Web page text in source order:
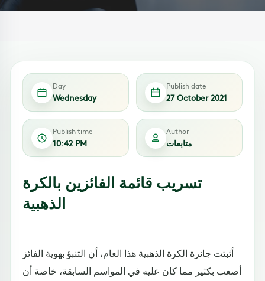
Day
Wednesday
Publish date
27 October 2021
Publish time
10:42 PM
Author
متابعات
تسريب قائمة الفائزين بالكرة
الذهبية
أثبتت جائزة الكرة الذهبية هذا العام، أن التنبؤ بهوية الفائز
أصعب بكثير مما كان عليه في المواسم السابقة، خاصة أن